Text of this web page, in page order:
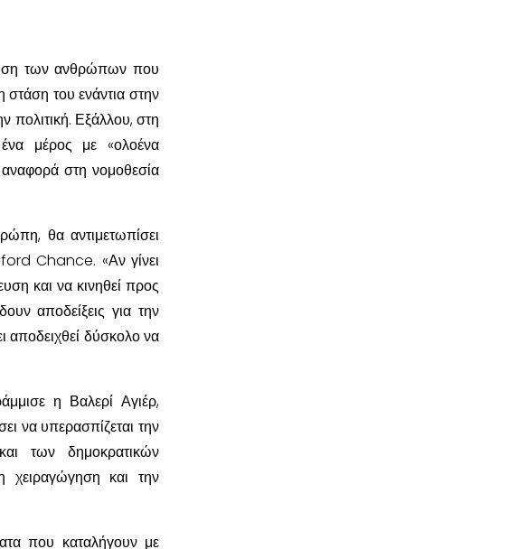
των ανθρώπων που
του ενάντια στην
πολιτική. Εξάλλου, στη
μέρος με «ολοένα
στη νομοθεσία
θα αντιμετωπίσει
Chance. «Αν γίνει
και να κινηθεί προς
αποδείξεις για την
αποδειχθεί δύσκολο να
η Βαλερί Αγιέρ,
να υπερασπίζεται την
των δημοκρατικών
χειραγώγηση και την
που καταλήγουν με